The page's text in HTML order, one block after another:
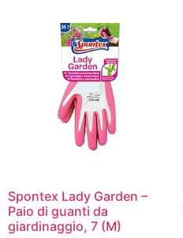
Spontex Lady Garden –
Paio di guanti da
giardinaggio, 7 (M)